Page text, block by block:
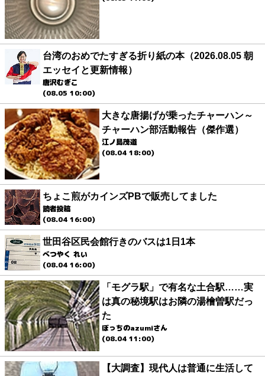
台湾のおめでたすぎる折り紙の本（2026.08.05 朝
エッセイと更新情報）
唐沢むぎこ
(08.05 10:00)
大きな唐揚げが乗ったチャーハン～
チャーハン部活動報告（傑作選）
江ノ島茂道
(08.04 18:00)
ちょこ煎がカインズPBで販売してました
読者投稿
(08.04 16:00)
世田谷区民会館行きのバスは1日1本
べつやく れい
(08.04 16:00)
「モグラ駅」で有名な土合駅……実
は真の秘境駅はお隣の湯檜曽駅だっ
た
ぼっちのazumiさん
(08.04 11:00)
【大調査】現代人は普通に生活して